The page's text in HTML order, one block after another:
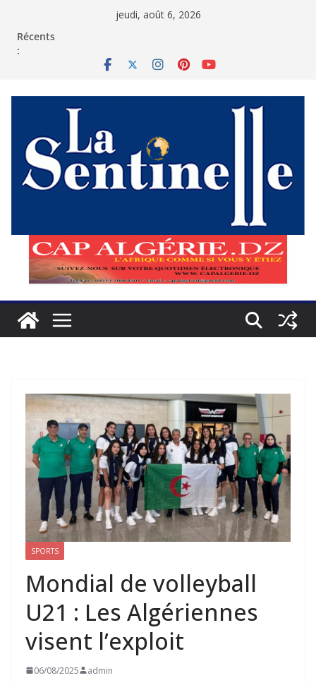
jeudi, août 6, 2026
Récents
:
SPORTS
Mondial de volleyball
U21 : Les Algériennes
visent l’exploit
06/08/2025 admin